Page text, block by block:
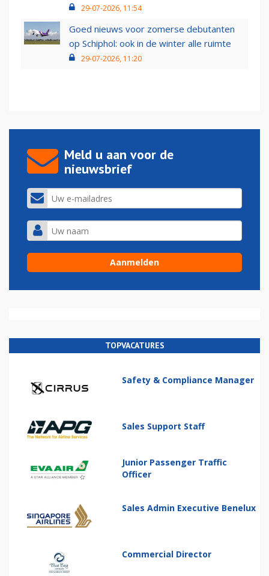
29-07-2026, 11:54
Goed nieuws voor zomerse debutanten
op Schiphol: ook in de winter alle ruimte
29-07-2026, 11:20
Meld u aan voor de
nieuwsbrief
TOPVACATURES
Safety & Compliance Manager
Sales Support Staff
Junior Passenger Traffic
Officer
Sales Admin Executive Benelux
Commercial Director